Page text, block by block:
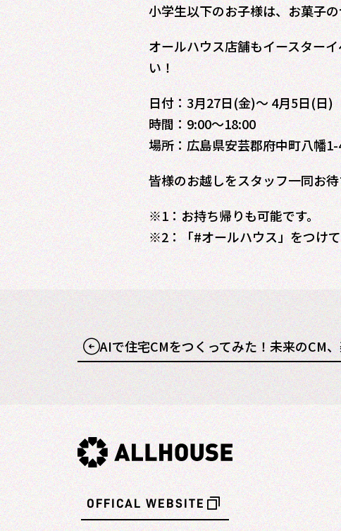
小学生以下のお子様は、お菓子
オールハウス店舗もイースター
い！
日付：3月27日(金)～ 4月5日(日)
時間：9:00～18:00
場所：広島県安芸郡府中町八幡
皆様のお越しをスタッフ一同お
※1：お持ち帰りも可能です。
※2：「#オールハウス」をつけ
AIで住宅CMをつくってみた！未来のCM
OFFICAL WEBSITE